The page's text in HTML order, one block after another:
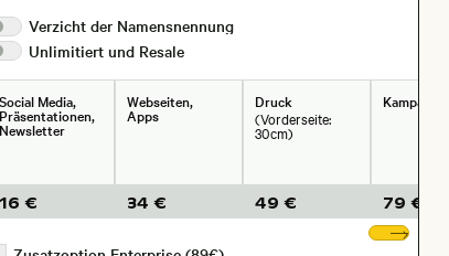
Verzicht der Namensnennung
Unlimitiert und Resale
Social Media,
Präsentationen,
Newsletter
16 €
Webseiten,
Apps
34 €
Druck
(Vorderseite:
30cm)
49 €
79 €